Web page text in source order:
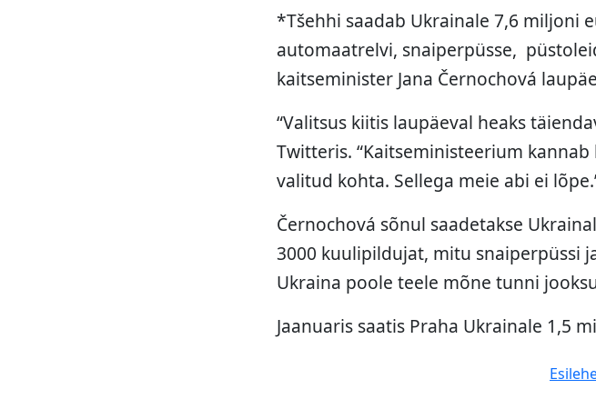
*Tšehhi saadab Ukrainale 7,6 miljoni
automaatrelvi, snaiperpüsse,
kaitseminister Jana Černochová
“Valitsus kiitis laupäeval heaks
Twitteris. “Kaitseministeerium
valitud kohta. Sellega meie abi ei
Černochová sõnul saadetakse
3000 kuulipildujat, mitu snaiperpüssi
Ukraina poole teele mõne tunni
Jaanuaris saatis Praha Ukrainale 1,5